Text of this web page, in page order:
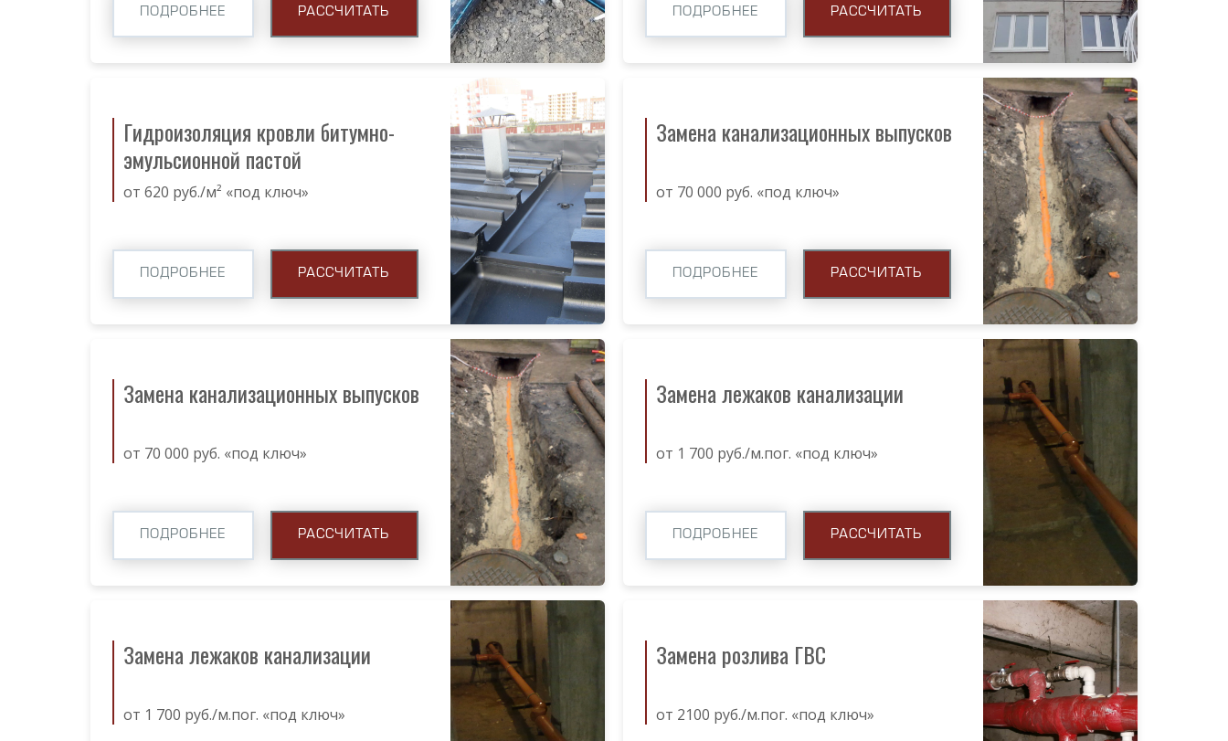
ПОДРОБНЕЕ РАССЧИТАТЬ ПОДРОБНЕЕ РАССЧИТАТЬ
Гидроизоляция кровли битумно-
эмульсионной пастой
от 620 руб./м² «под ключ»
ПОДРОБНЕЕ РАССЧИТАТЬ
Замена канализационных выпусков
от 70 000 руб. «под ключ»
ПОДРОБНЕЕ РАССЧИТАТЬ
Замена канализационных выпусков
от 70 000 руб. «под ключ»
ПОДРОБНЕЕ РАССЧИТАТЬ
Замена лежаков канализации
от 1 700 руб./м.пог. «под ключ»
ПОДРОБНЕЕ РАССЧИТАТЬ
Замена лежаков канализации
от 1 700 руб./м.пог. «под ключ»
Замена розлива ГВС
от 2100 руб./м.пог. «под ключ»